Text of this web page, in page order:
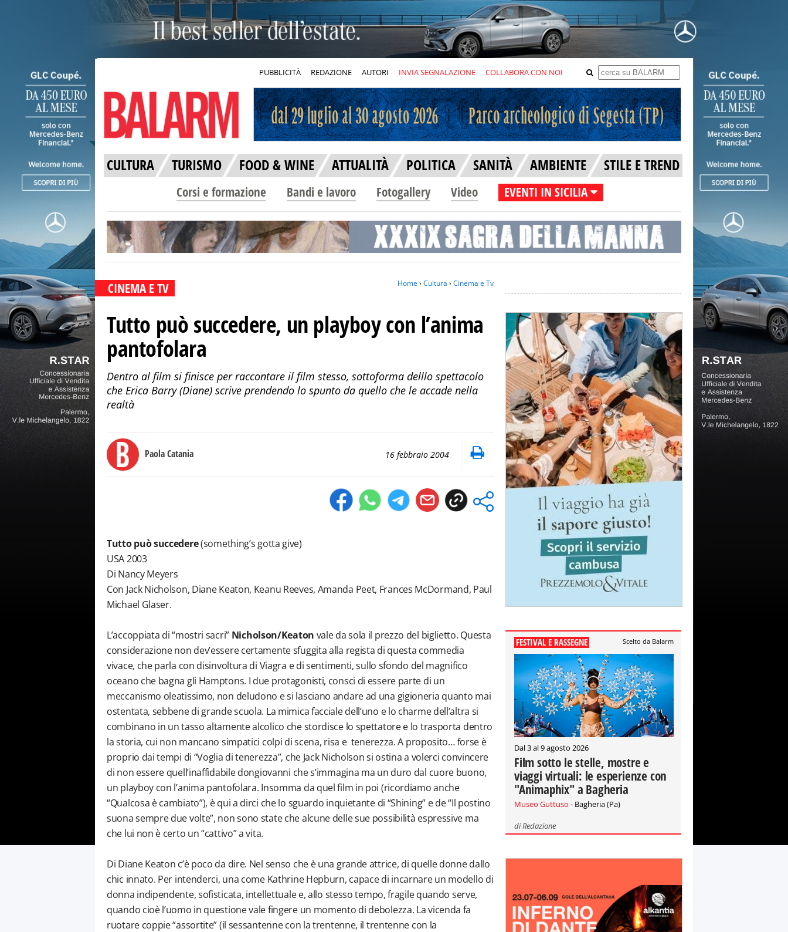
PUBBLICITÀ REDAZIONE AUTORI INVIA SEGNALAZIONE COLLABORA CON NOI
CULTURA TURISMO FOOD & WINE ATTUALITÀ POLITICA SANITÀ AMBIENTE STILE E TREND
Corsi e formazione Bandi e lavoro Fotogallery Video EVENTI IN SICILIA
CINEMA E TV Home› Cultura › Cinema e Tv
Tutto può succedere, un playboy con l’anima
pantofolara
Dentro al film si finisce per raccontare il film stesso, sottoforma delllo spettacolo
che Erica Barry (Diane) scrive prendendo lo spunto da quello che le accade nella
realtà
Paola Catania 16 febbraio 2004
Tutto può succedere(something’s gotta give)
USA 2003
Di Nancy Meyers
Con Jack Nicholson, Diane Keaton, Keanu Reeves, Amanda Peet, Frances McDormand, Paul
Michael Glaser.
L’accoppiata di “mostri sacri” Nicholson/Keaton vale da sola il prezzo del biglietto. Questa
considerazione non dev’essere certamente sfuggita alla regista di questa commedia
vivace, che parla con disinvoltura di Viagra e di sentimenti, sullo sfondo del magnifico
oceano che bagna gli Hamptons. I due protagonisti, consci di essere parte di un
meccanismo oleatissimo, non deludono e si lasciano andare ad una gigioneria quanto mai
ostentata, sebbene di grande scuola. La mimica facciale dell’uno e lo charme dell’altra si
combinano in un tasso altamente alcolico che stordisce lo spettatore e lo trasporta dentro
la storia, cui non mancano simpatici colpi di scena, risa e tenerezza. A proposito… forse è
proprio dai tempi di “Voglia di tenerezza”, che Jack Nicholson si ostina a volerci convincere
di non essere quell’inaffidabile dongiovanni che s’immagina ma un duro dal cuore buono,
un playboy con l’anima pantofolara. Insomma da quel film in poi (ricordiamo anche
“Qualcosa è cambiato”), è qui a dirci che lo sguardo inquietante di “Shining” e de “Il postino
suona sempre due volte”, non sono state che alcune delle sue possibilità espressive ma
che lui non è certo un “cattivo” a vita.
Di Diane Keaton c’è poco da dire. Nel senso che è una grande attrice, di quelle donne dallo
chic innato. Per intenderci, una come Kathrine Hepburn, capace di incarnare un modello di
donna indipendente, sofisticata, intellettuale e, allo stesso tempo, fragile quando serve,
quando cioè l’uomo in questione vale fingere un momento di debolezza. La vicenda fa
ruotare coppie “assortite” (il sessantenne con la trentenne, il trentenne con la
FESTIVAL E RASSEGNE Scelto da Balarm
Dal 3 al 9 agosto 2026
Film sotto le stelle, mostre e
viaggi virtuali: le esperienze con
"Animaphix" a Bagheria
Museo Guttuso - Bagheria (Pa)
diRedazione